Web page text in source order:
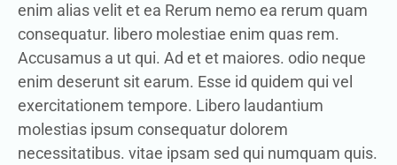
enim alias velit et ea Rerum nemo ea rerum quam
consequatur. libero molestiae enim quas rem.
Accusamus a ut qui. Ad et et maiores. odio neque
enim deserunt sit earum. Esse id quidem qui vel
exercitationem tempore. Libero laudantium
molestias ipsum consequatur dolorem
necessitatibus. vitae ipsam sed qui numquam quis.